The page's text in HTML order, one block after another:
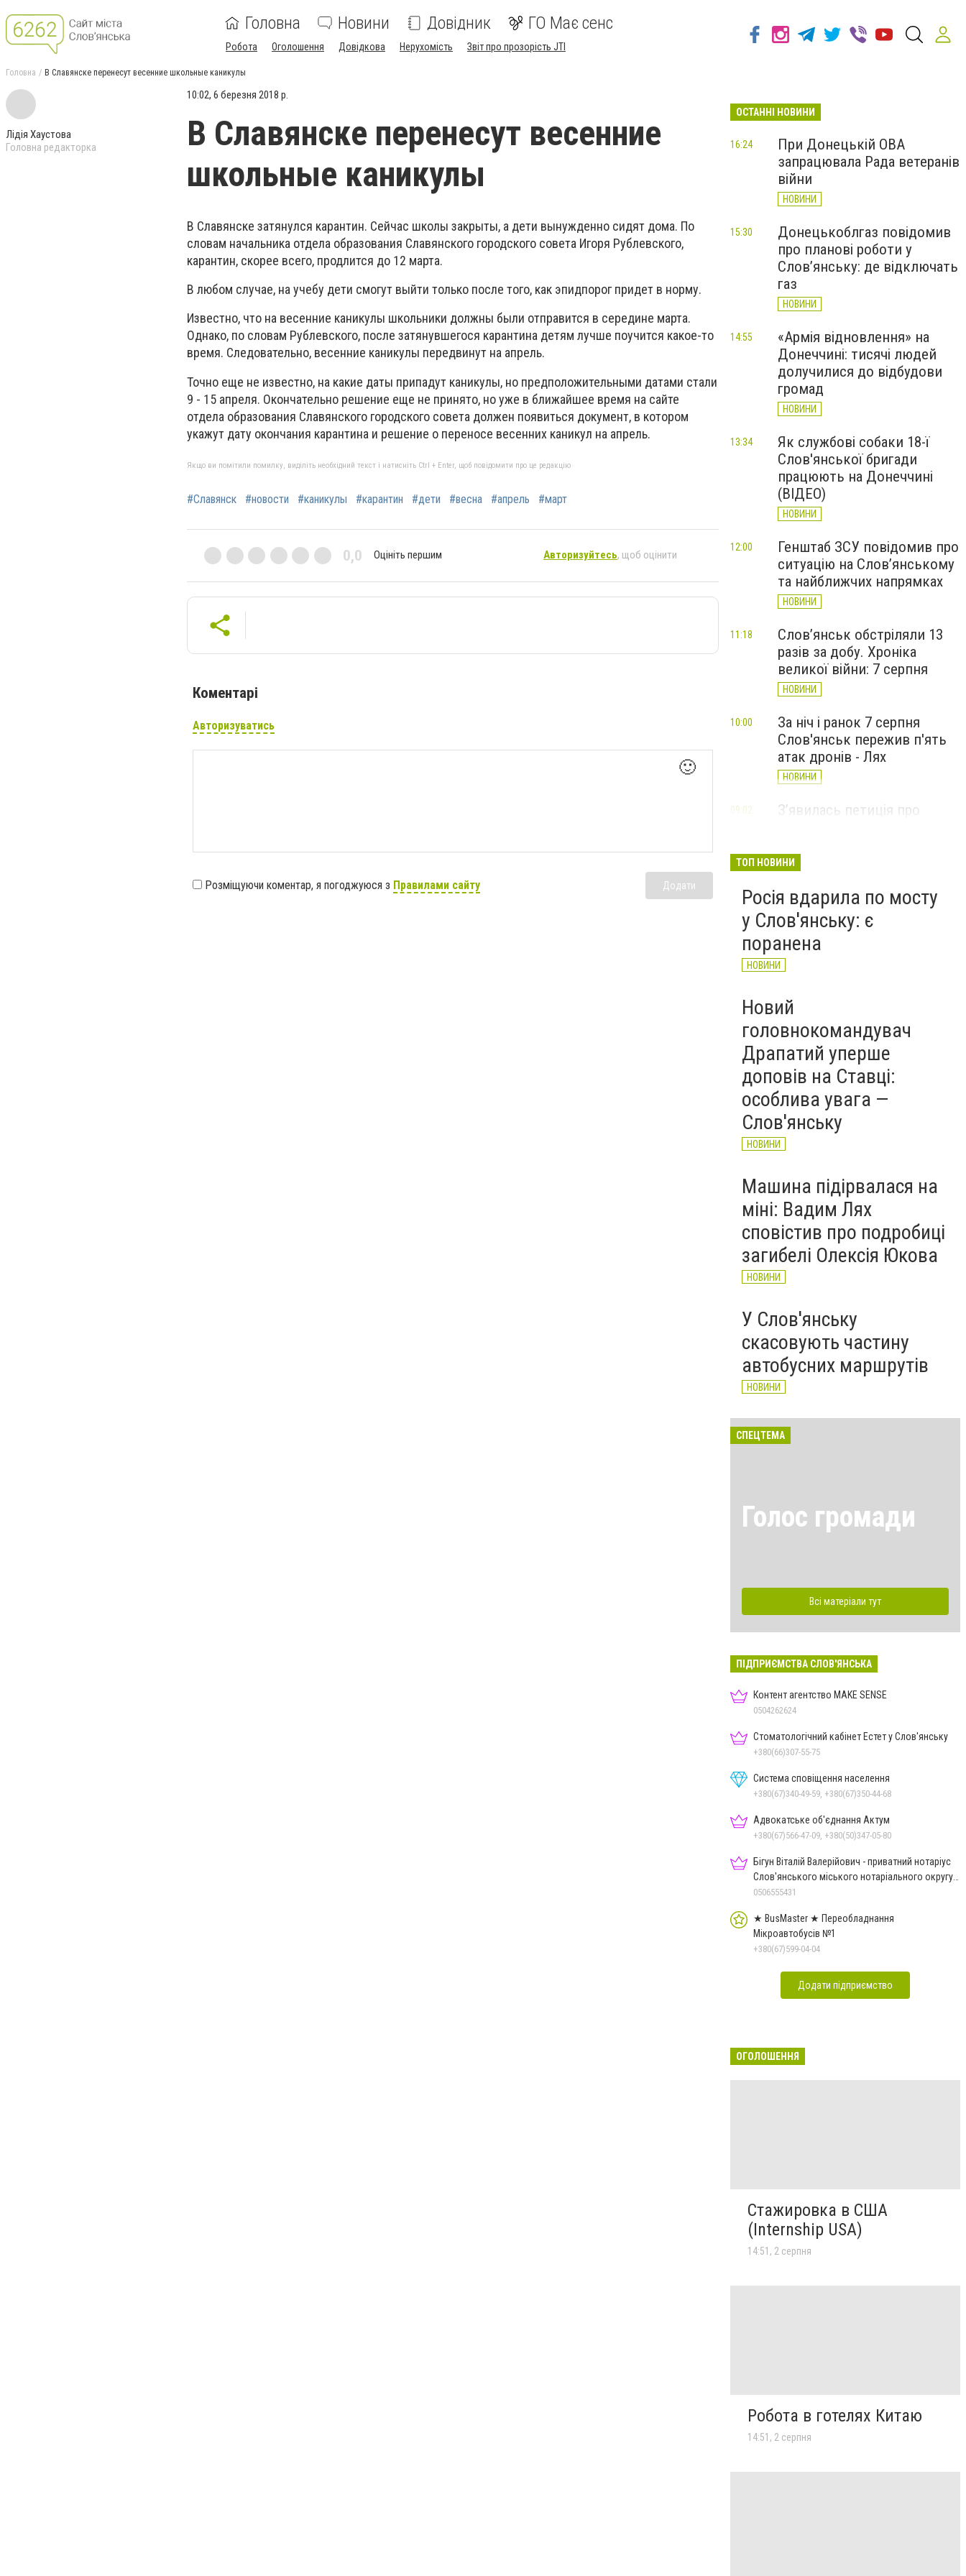
Головна Новини Довідник ГО Має сенс
Робота Оголошення Довідкова Нерухомість Звіт про прозорість JTI
Головна В Славянске перенесут весенние школьные каникулы
Лідія Хаустова
Головна редакторка
10:02, 6 березня 2018 р.
В Славянске перенесут весенние
школьные каникулы
В Славянске затянулся карантин. Сейчас школы закрыты, а дети вынужденно сидят дома. По
словам начальника отдела образования Славянского городского совета Игоря Рублевского,
карантин, скорее всего, продлится до 12 марта.
В любом случае, на учебу дети смогут выйти только после того, как эпидпорог придет в норму.
Известно, что на весенние каникулы школьники должны были отправится в середине марта.
Однако, по словам Рублевского, после затянувшегося карантина детям лучше поучится какое-то
время. Следовательно, весенние каникулы передвинут на апрель.
Точно еще не известно, на какие даты припадут каникулы, но предположительными датами стали
9 - 15 апреля. Окончательно решение еще не принято, но уже в ближайшее время на сайте
отдела образования Славянского городского совета должен появиться документ, в котором
укажут дату окончания карантина и решение о переносе весенних каникул на апрель.
Якщо ви помітили помилку, виділіть необхідний текст і натисніть Ctrl + Enter, щоб повідомити про це редакцію
#Славянск #новости #каникулы #карантин #дети #весна #апрель #март
0,0 Оцініть першим Авторизуйтесь, щоб оцінити
Коментарі
Авторизуватись
🙂
Розміщуючи коментар, я погоджуюся з Правилами сайту Додати
ОСТАННІ НОВИНИ
При Донецькій ОВА
запрацювала Рада ветеранів
війни
НОВИНИ
16:24
Донецькоблгаз повідомив
про планові роботи у
Слов’янську: де відключать
газ
НОВИНИ
15:30
«Армія відновлення» на
Донеччині: тисячі людей
долучилися до відбудови
громад
НОВИНИ
14:55
Як службові собаки 18-ї
Слов'янської бригади
працюють на Донеччині
(ВІДЕО)
НОВИНИ
13:34
Генштаб ЗСУ повідомив про
ситуацію на Слов’янському
та найближчих напрямках
НОВИНИ
12:00
Слов’янськ обстріляли 13
разів за добу. Хроніка
великої війни: 7 серпня
НОВИНИ
11:18
За ніч і ранок 7 серпня
Слов'янськ пережив п'ять
атак дронів - Лях
НОВИНИ
10:00
З’явилась петиція про
(посмертно)
09:02
ТОП НОВИНИ
Росія вдарила по мосту
у Слов'янську: є
поранена
НОВИНИ
Новий
головнокомандувач
Драпатий уперше
доповів на Ставці:
особлива увага —
Слов'янську
НОВИНИ
Машина підірвалася на
міні: Вадим Лях
сповістив про подробиці
загибелі Олексія Юкова
НОВИНИ
У Слов'янську
скасовують частину
автобусних маршрутів
НОВИНИ
СПЕЦТЕМА
Голос громади
Всі матеріали тут
ПІДПРИЄМСТВА СЛОВ'ЯНСЬКА
Контент агентство MAKE SENSE
0504262624
Стоматологічний кабінет Естет у Слов'янську
+380(66)307-55-75
Система сповіщення населення
+380(67)340-49-59, +380(67)350-44-68
Адвокатське об'єднання Актум
+380(67)566-47-09, +380(50)347-05-80
Бігун Віталій Валерійович - приватний нотаріус
Слов'янського міського нотаріального округу
Дон.обл.
0506555431
★ BusMaster ★ Переобладнання
Мікроавтобусів №1
+380(67)599-04-04
Додати підприємство
ОГОЛОШЕННЯ
Стажировка в США
(Internship USA)
14:51, 2 серпня
Робота в готелях Китаю
14:51, 2 серпня